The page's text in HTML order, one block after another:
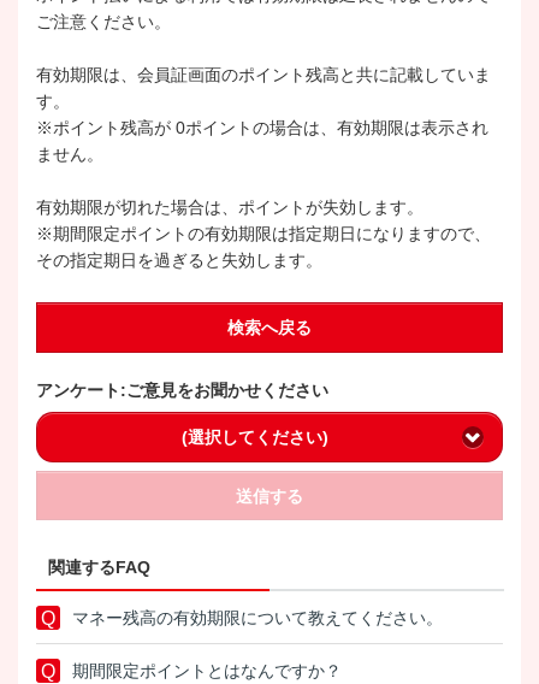
ご注意ください。
有効期限は、会員証画面のポイント残高と共に記載していま
す。
※ポイント残高が 0ポイントの場合は、有効期限は表示され
ません。
有効期限が切れた場合は、ポイントが失効します。
※期間限定ポイントの有効期限は指定期日になりますので、
その指定期日を過ぎると失効します。
検索へ戻る
アンケート:ご意見をお聞かせください
(選択してください)
送信する
関連するFAQ
マネー残高の有効期限について教えてください。
期間限定ポイントとはなんですか？